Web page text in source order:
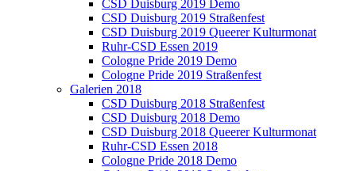
CSD Duisburg 2019 Demo
CSD Duisburg 2019 Straßenfest
CSD Duisburg 2019 Queerer Kulturmonat
Ruhr-CSD Essen 2019
Cologne Pride 2019 Demo
Cologne Pride 2019 Straßenfest
Galerien 2018
CSD Duisburg 2018 Straßenfest
CSD Duisburg 2018 Demo
CSD Duisburg 2018 Queerer Kulturmonat
Ruhr-CSD Essen 2018
Cologne Pride 2018 Demo